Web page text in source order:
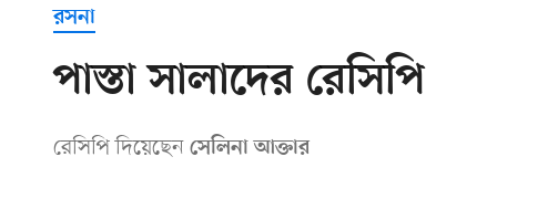
রসনা
পাস্তা সালাদের রেসিপি
রেসিপি দিয়েছেন সেলিনা আক্তার